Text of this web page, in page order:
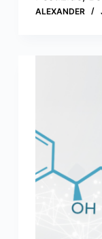
ALEXANDER